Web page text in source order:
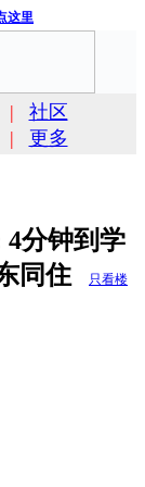
这里
|
社区
| 更多
4分钟到学
同住
只看楼